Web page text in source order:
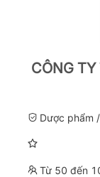
CÔNG
Dược phẩm
Từ 50 đến